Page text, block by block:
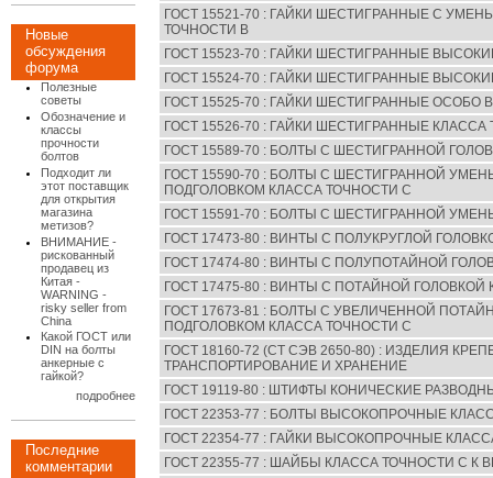
Новые
обсуждения
форума
Полезные
советы
Обозначение и
классы
прочности
болтов
Подходит ли
этот поставщик
для открытия
магазина
метизов?
ВНИМАНИЕ -
рискованный
продавец из
Китая -
WARNING -
risky seller from
China
Какой ГОСТ или
DIN на болты
анкерные с
гайкой?
подробнее
Последние
комментарии
ГОСТ 15521-70 : ГАЙКИ ШЕСТИГРАННЫЕ С
ТОЧНОСТИ В
ГОСТ 15523-70 : ГАЙКИ ШЕСТИГРАННЫЕ
ГОСТ 15524-70 : ГАЙКИ ШЕСТИГРАННЫЕ
ГОСТ 15525-70 : ГАЙКИ ШЕСТИГРАННЫЕ
ГОСТ 15526-70 : ГАЙКИ ШЕСТИГРАННЫЕ
ГОСТ 15589-70 : БОЛТЫ С ШЕСТИГРАННОЙ
ГОСТ 15590-70 : БОЛТЫ С ШЕСТИГРАННОЙ
ПОДГОЛОВКОМ КЛАССА ТОЧНОСТИ С
ГОСТ 15591-70 : БОЛТЫ С ШЕСТИГРАННОЙ
ГОСТ 17473-80 : ВИНТЫ С ПОЛУКРУГЛОЙ
ГОСТ 17474-80 : ВИНТЫ С ПОЛУПОТАЙНОЙ
ГОСТ 17475-80 : ВИНТЫ С ПОТАЙНОЙ
ГОСТ 17673-81 : БОЛТЫ С УВЕЛИЧЕННОЙ
ПОДГОЛОВКОМ КЛАССА ТОЧНОСТИ С
ГОСТ 18160-72 (СТ СЭВ 2650-80) : ИЗДЕЛИЯ
ТРАНСПОРТИРОВАНИЕ И ХРАНЕНИЕ
ГОСТ 19119-80 : ШТИФТЫ КОНИЧЕСКИЕ
ГОСТ 22353-77 : БОЛТЫ ВЫСОКОПРОЧНЫЕ
ГОСТ 22354-77 : ГАЙКИ ВЫСОКОПРОЧНЫЕ
ГОСТ 22355-77 : ШАЙБЫ КЛАССА ТОЧНОСТИ С